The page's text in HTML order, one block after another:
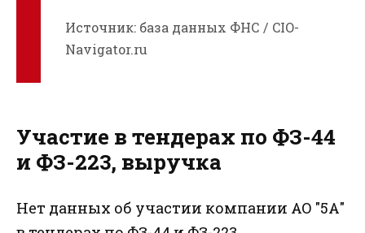
Источник: база данных ФНС / CIO-
Navigator.ru
Участие в тендерах по ФЗ-44
и ФЗ-223, выручка
Нет данных об участии компании АО "5А"